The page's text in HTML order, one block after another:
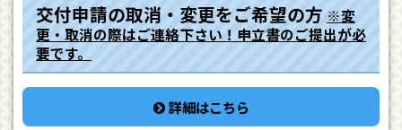
交付申請の取消・変更をご希望の方 ※変
更・取消の際はご連絡下さい！申立書のご提出が必
要です。
詳細はこちら